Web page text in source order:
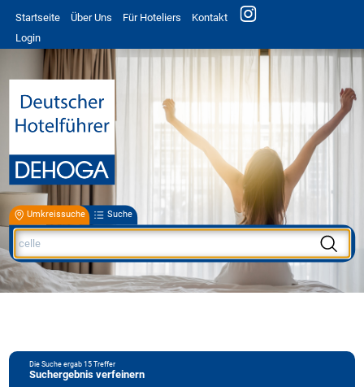
Startseite Über Uns Für Hoteliers
Kontakt
Login
Umkreissuche Suche
Die Suche ergab15Treffer
Suchergebnis verfeinern